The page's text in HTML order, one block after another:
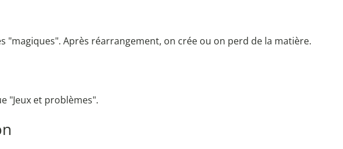
"magiques". Après réarrangement, on crée ou on perd de la matière.
"Jeux et problèmes".